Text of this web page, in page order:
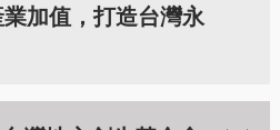
加值，打造台灣永